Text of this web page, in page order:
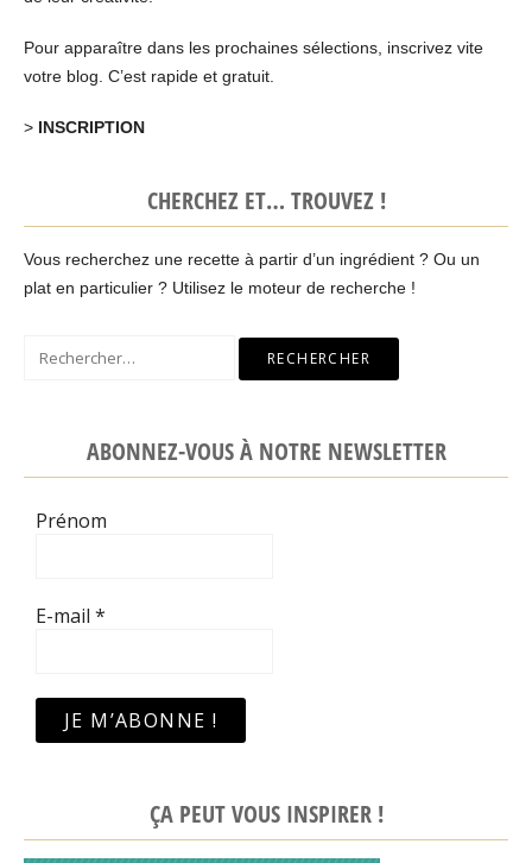
Pour apparaître dans les prochaines sélections, inscrivez vite
votre blog. C’est rapide et gratuit.
> INSCRIPTION
CHERCHEZ ET… TROUVEZ !
Vous recherchez une recette à partir d’un ingrédient ? Ou un
plat en particulier ? Utilisez le moteur de recherche !
Rechercher :
ABONNEZ-VOUS À NOTRE NEWSLETTER
Prénom
E-mail *
ÇA PEUT VOUS INSPIRER !